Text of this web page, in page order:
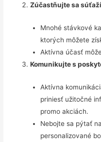
Zúčastňujte sa
Mnohé stávkové
ktorých môžete
Aktívna účasť
Komunikujte s
Aktívna
priniesť užitočné
promo akciách.
Nebojte sa pýtať
personalizované